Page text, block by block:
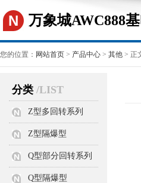
N 万象城AWC888
您的位置： 网站首页 > 产品中心 > 其他 > 正
分类 /LIST
Z型多回转系列
Z型隔爆型
Q型部分回转系列
Q型隔爆型